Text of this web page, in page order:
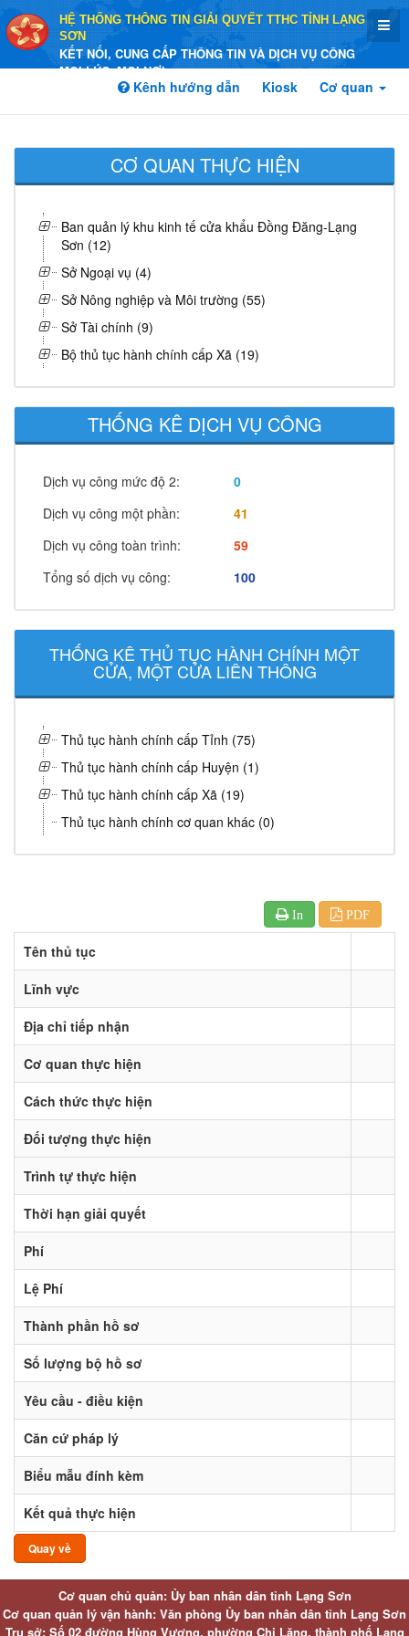
HỆ THỐNG THÔNG TIN GIẢI QUYẾT TTHC TỈNH LẠNG
SƠN
KẾT NỐI, CUNG CẤP THÔNG TIN VÀ DỊCH VỤ CÔNG
MỌI LÚC, MỌI NƠI
Kênh hướng dẫn Kiosk Cơ quan
CƠ QUAN THỰC HIỆN
Ban quản lý khu kinh tế cửa khẩu Đồng Đăng-Lạng
Sơn (12)
Sở Ngoại vụ (4)
Sở Nông nghiệp và Môi trường (55)
Sở Tài chính (9)
Bộ thủ tục hành chính cấp Xã (19)
THỐNG KÊ DỊCH VỤ CÔNG
Dịch vụ công mức độ 2:
0
Dịch vụ công một phần:
41
Dịch vụ công toàn trình:
59
Tổng số dịch vụ công:
100
THỐNG KÊ THỦ TỤC HÀNH CHÍNH MỘT
CỬA, MỘT CỬA LIÊN THÔNG
Thủ tục hành chính cấp Tỉnh (75)
Thủ tục hành chính cấp Huyện (1)
Thủ tục hành chính cấp Xã (19)
Thủ tục hành chính cơ quan khác (0)
In PDF
Tên thủ tục
Lĩnh vực
Địa chỉ tiếp nhận
Cơ quan thực hiện
Cách thức thực hiện
Đối tượng thực hiện
Trình tự thực hiện
Thời hạn giải quyết
Phí
Lệ Phí
Thành phần hồ sơ
Số lượng bộ hồ sơ
Yêu cầu - điều kiện
Căn cứ pháp lý
Biểu mẫu đính kèm
Kết quả thực hiện
Quay về
Cơ quan chủ quản: Ủy ban nhân dân tỉnh Lạng Sơn
Cơ quan quản lý vận hành: Văn phòng Ủy ban nhân dân tỉnh Lạng Sơn
Trụ sở: Số 02 đường Hùng Vương, phường Chi Lăng, thành phố Lạng